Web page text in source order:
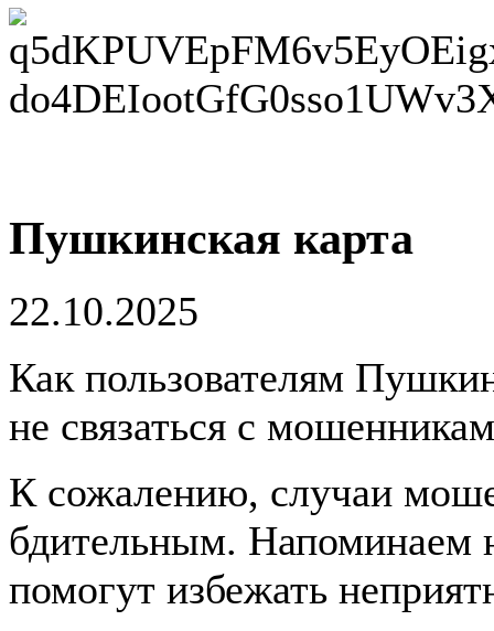
Пушкинская карта
22.10.2025
Как пользователям
не связаться с
К сожалению, случаи
бдительным. Напоминаем
помогут избежать